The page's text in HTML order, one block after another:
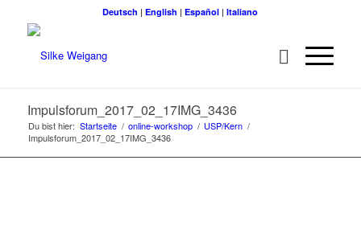
Deutsch |English |Español |Italiano
Impulsforum_2017_02_17IMG_3436
Du bist hier: Startseite / online-workshop / USP/Kern /
Impulsforum_2017_02_17IMG_3436